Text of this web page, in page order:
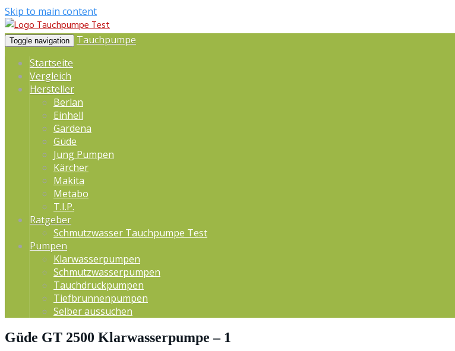
Skip to main content
Toggle navigation
Tauchpumpe
Startseite
Vergleich
Hersteller
Berlan
Einhell
Gardena
Güde
Jung Pumpen
Kärcher
Makita
Metabo
T.I.P.
Ratgeber
Schmutzwasser Tauchpumpe Test
Pumpen
Klarwasserpumpen
Schmutzwasserpumpen
Tauchdruckpumpen
Tiefbrunnenpumpen
Selber aussuchen
Güde GT 2500 Klarwasserpumpe – 1